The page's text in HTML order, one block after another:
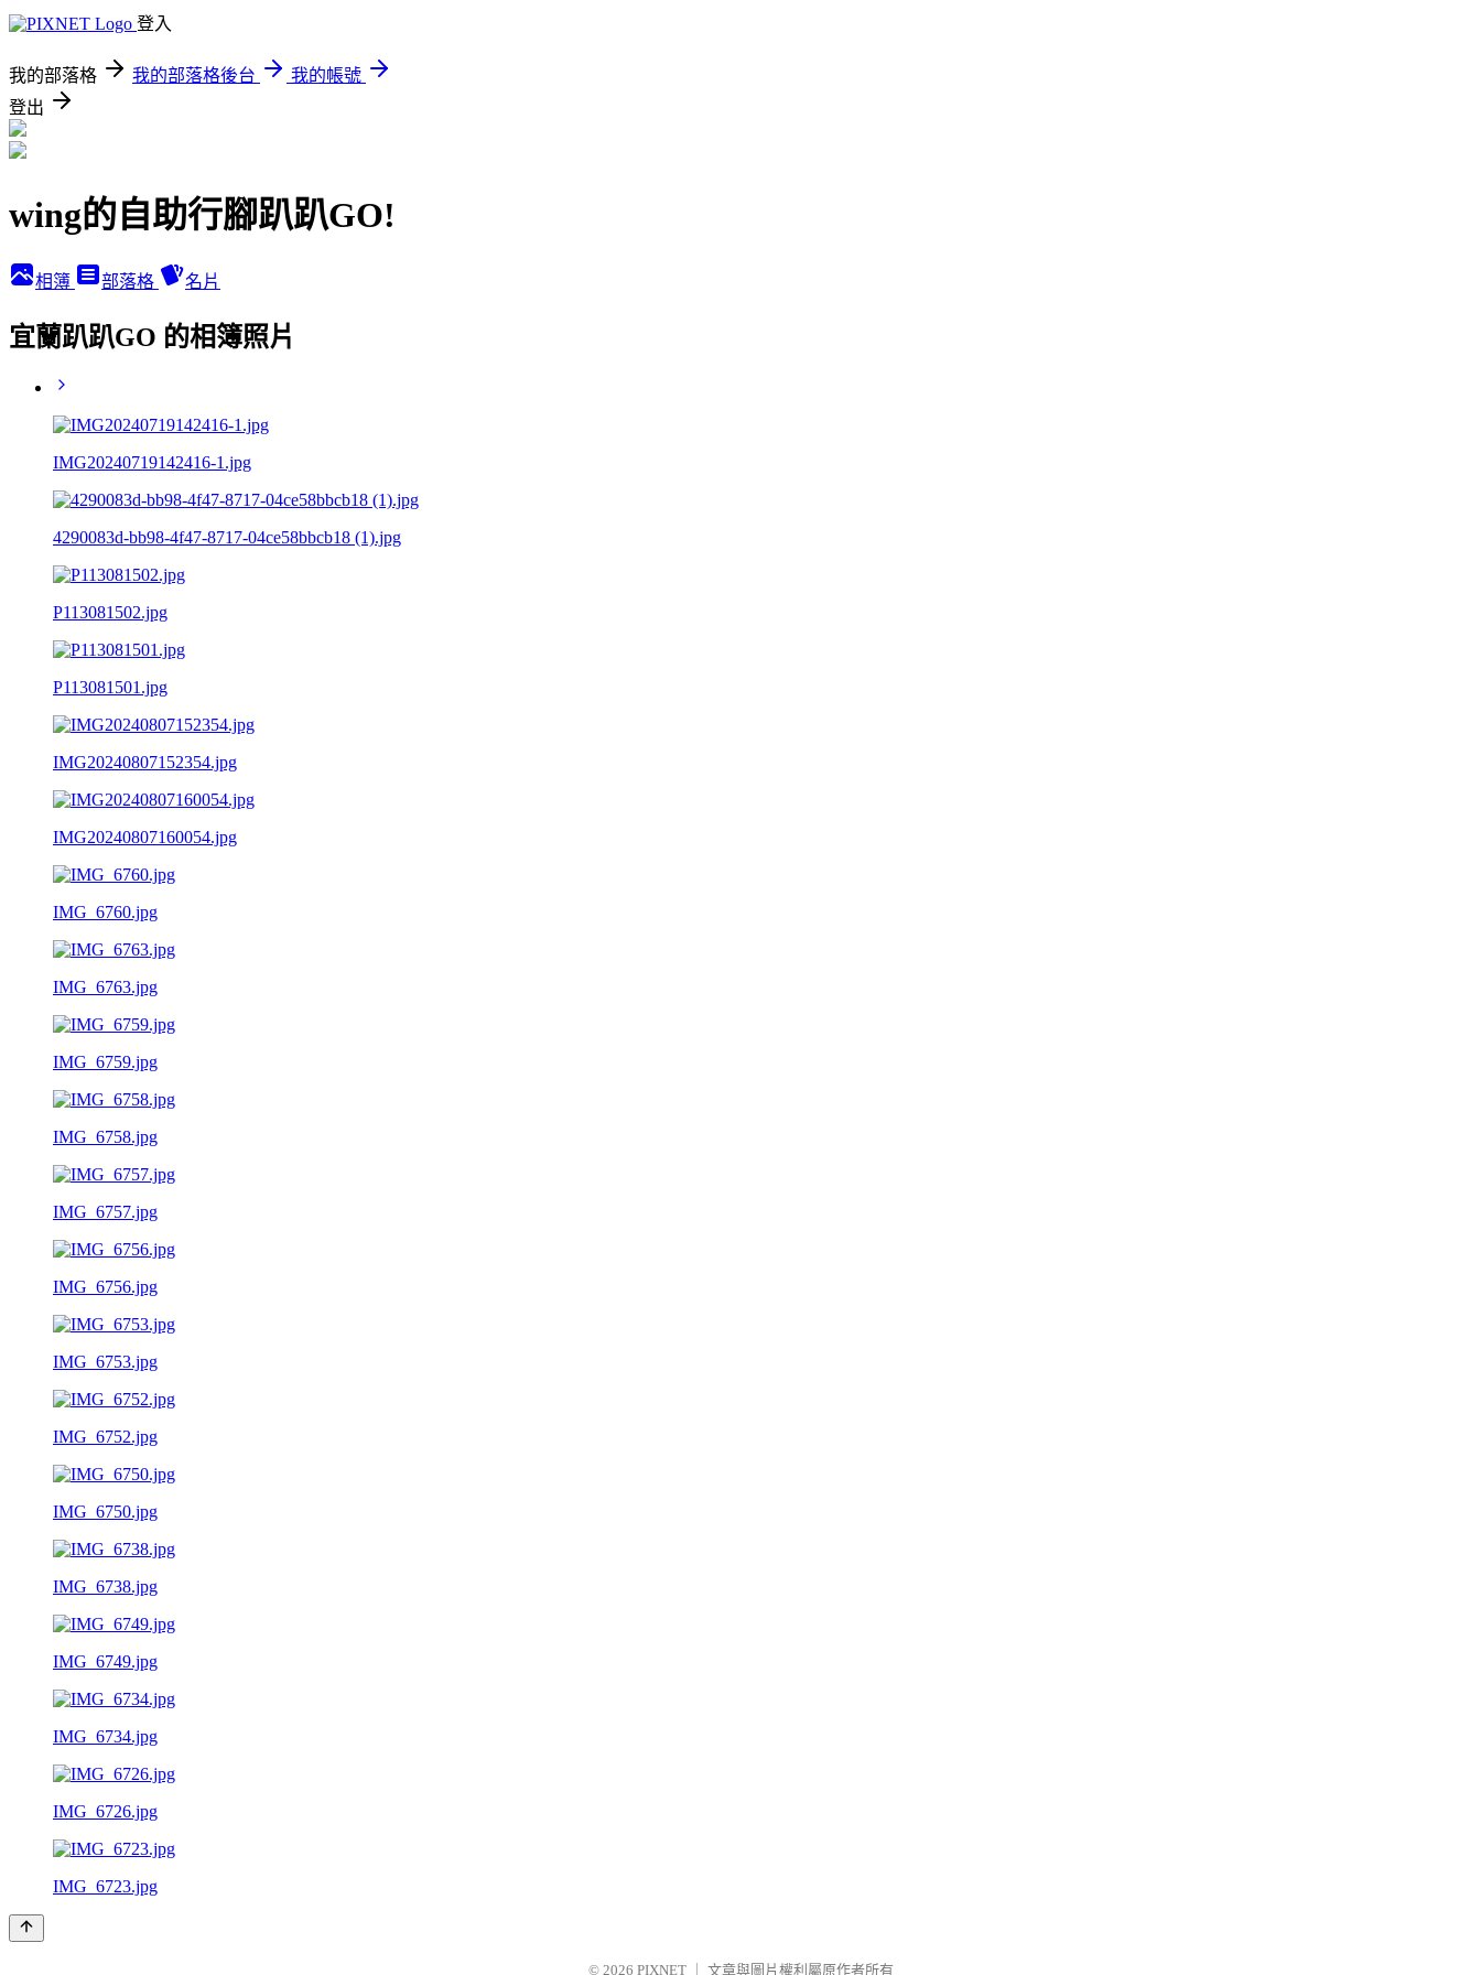
登入
我的部落格 我的部落格後台
我的帳號
登出
wing的自助行腳趴趴GO!
相簿 部落格 名片
宜蘭趴趴GO 的相簿照片
IMG20240719142416-1.jpg
4290083d-bb98-4f47-8717-04ce58bbcb18 (1).jpg
P113081502.jpg
P113081501.jpg
IMG20240807152354.jpg
IMG20240807160054.jpg
IMG_6760.jpg
IMG_6763.jpg
IMG_6759.jpg
IMG_6758.jpg
IMG_6757.jpg
IMG_6756.jpg
IMG_6753.jpg
IMG_6752.jpg
IMG_6750.jpg
IMG_6738.jpg
IMG_6749.jpg
IMG_6734.jpg
IMG_6726.jpg
IMG_6723.jpg
© 2026 PIXNET 文章與圖片權利屬原作者所有